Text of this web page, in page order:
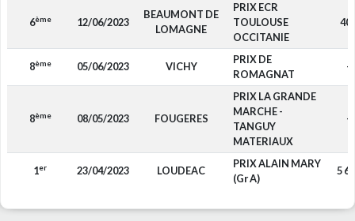
6ème 12/06/2023
BEAUMONT DE
LOMAGNE
PRIX ECR
TOULOUSE
OCCITANIE
8ème 05/06/2023 VICHY
PRIX DE
ROMAGNAT
-
8ème 08/05/2023 FOUGERES
PRIX LA GRANDE
MARCHE -
TANGUY
MATERIAUX
-
1er 23/04/2023 LOUDEAC
PRIX ALAIN MARY
(Gr A)
5